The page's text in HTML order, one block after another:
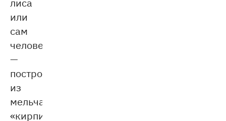
или
сам
человек
—
построен
из
мельчайших
«кирпичиков»,